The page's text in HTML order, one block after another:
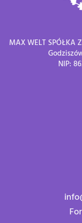
MAX WELT SPÓŁKA
NIP: